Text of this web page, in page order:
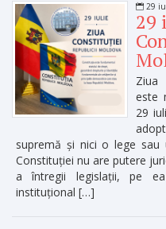
29
29
Ziua
este
29
supremă și nici o lege
Constituției nu are putere
a întregii legislații, pe
instituțional […]